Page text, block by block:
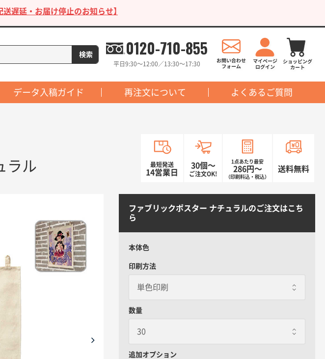
遅延・お届け停止のお知らせ】
0120-710-855
平日9:30〜12:00／13:30〜17:30
データ入稿ガイド 再注文について よくあるご質問
ラル 最短発送
14営業日
30個〜
ご注文OK!
1点あたり最安
286円〜
（印刷料込・税込）
送料無料
ファブリックポスター ナチュラルのご注文はこち
ら
本体色
印刷方法
数量
追加オプション